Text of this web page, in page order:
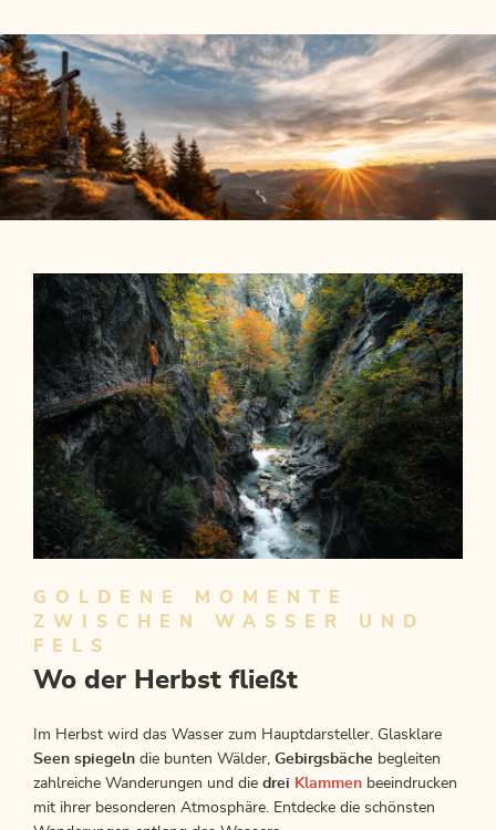
GOLDENE MOMENTE
ZWISCHEN WASSER UND
FELS
Wo der Herbst fließt
Im Herbst wird das Wasser zum Hauptdarsteller. Glasklare
Seen spiegeln die bunten Wälder, Gebirgsbäche begleiten
zahlreiche Wanderungen und die drei Klammen beeindrucken
mit ihrer besonderen Atmosphäre. Entdecke die schönsten